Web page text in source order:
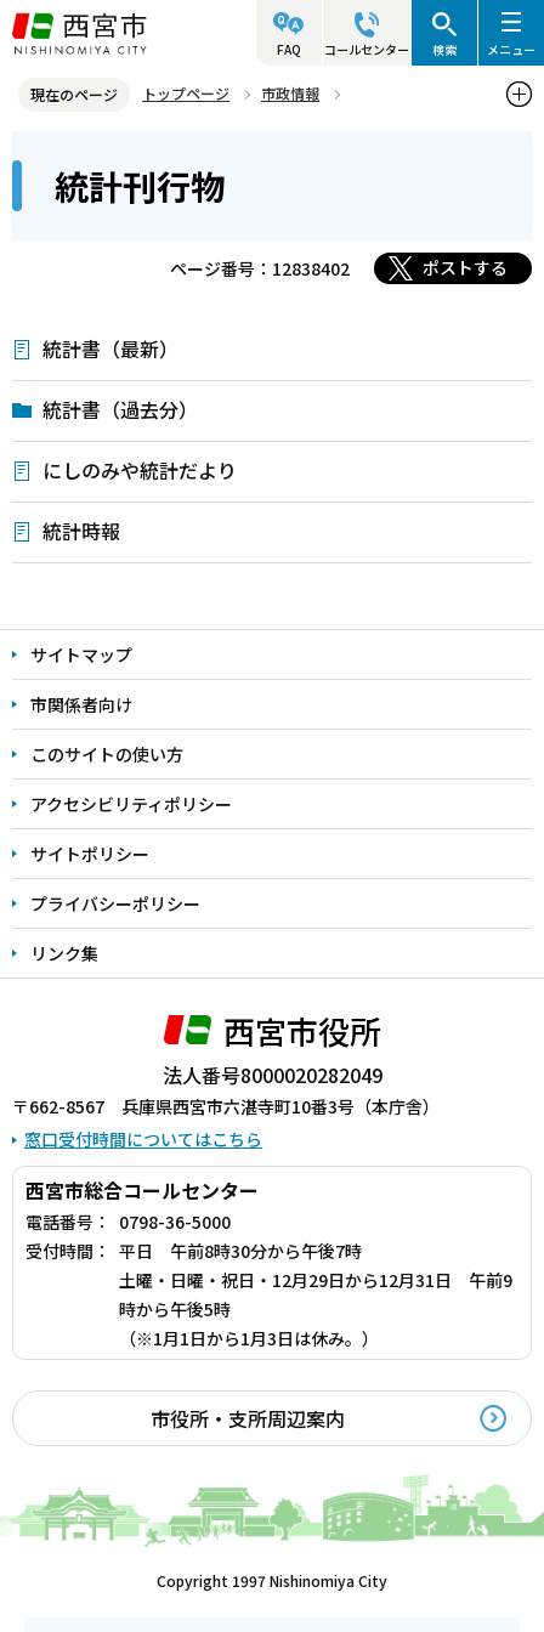
こ
の
ジ
先
FAQ コールセンター 検索 メニュー
現在のページ トップページ
市政情報
こ
統計刊行物
ページ番号：12838402 ポストする
統計書（最新）
統計書（過去分）
にしのみや統計だより
統計時報
文
こ
こ
ま
で
サイトマップ
市関係者向け
このサイトの使い方
アクセシビリティポリシー
サイトポリシー
プライバシーポリシー
リンク集
西宮市役所
法人番号8000020282049
〒662-8567 兵庫県西宮市六湛寺町10番3号（本庁舎）
窓口受付時間についてはこちら
西宮市総合コールセンター
電話番号：
0798-36-5000
受付時間：
平日 午前8時30分から午後7時
土曜・日曜・祝日・12月29日から12月31日 午前9
時から午後5時
（※1月1日から1月3日は休み。）
市役所・支所周辺案内
Copyright 1997 Nishinomiya City